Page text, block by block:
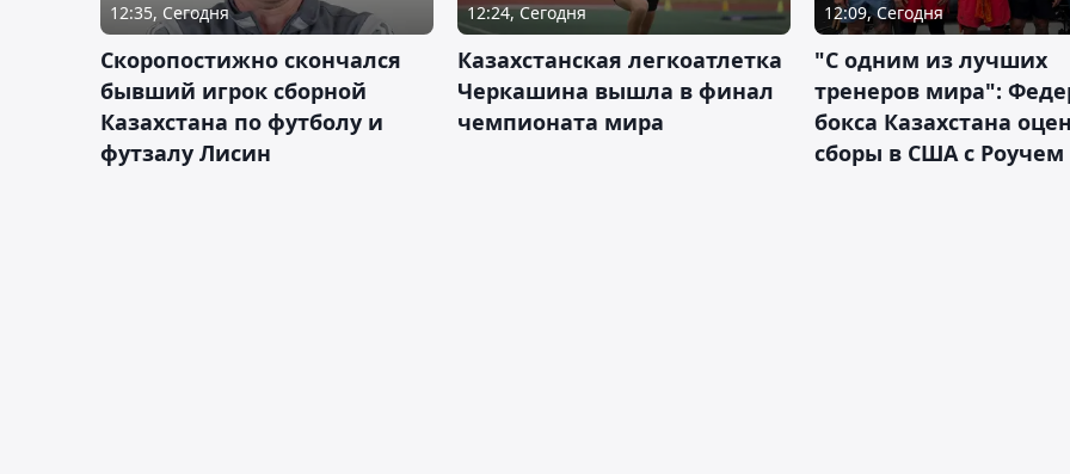
12:35, Сегодня
Скоропостижно скончался
бывший игрок сборной
Казахстана по футболу и
футзалу Лисин
12:24, Сегодня
Казахстанская легкоатлетка
Черкашина вышла в финал
чемпионата мира
12:09, Сегодня
"С одним из лучших
тренеров мира":
бокса Казахстана
сборы в США с Роучем